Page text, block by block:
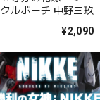
クルポーチ 中野三玖
¥2,090